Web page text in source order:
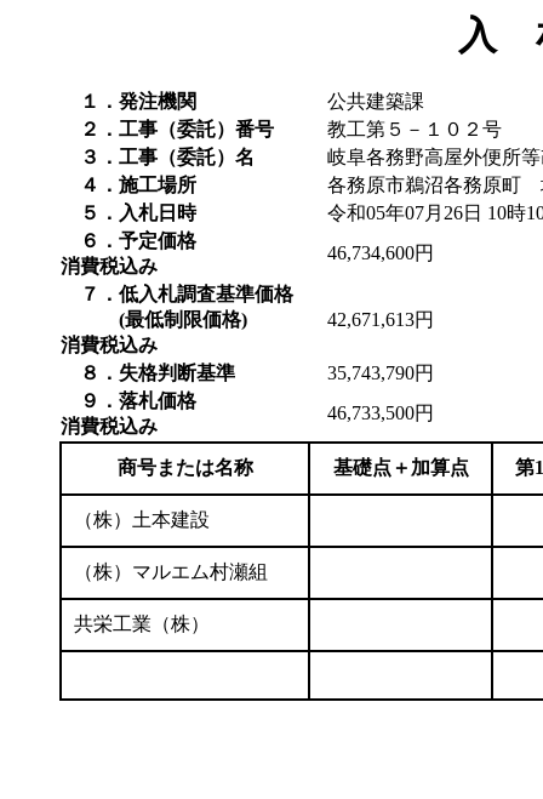
入
１．発注機関
公共建築課
２．工事（委託）番号
教工第５－１０２号
３．工事（委託）名
岐阜各務野高屋外便所
４．施工場所
各務原市鵜沼各務原町
５．入札日時
令和05年07月26日 10時
６．予定価格
消費税込み
46,734,600円
７．低入札調査基準価格
(最低制限価格)
消費税込み
42,671,613円
８．失格判断基準
35,743,790円
９．落札価格
消費税込み
46,733,500円
商号または名称 基礎点＋加算点 第
（株）土本建設
（株）マルエム村瀬組
共栄工業（株）